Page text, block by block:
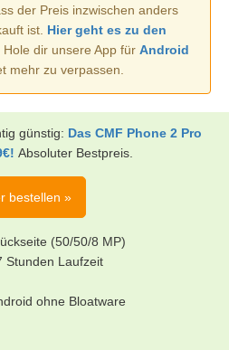
der Preis inzwischen anders
ist. Hier geht es zu den
Hole dir unsere App für Android
mehr zu verpassen.
günstig: Das CMF Phone 2 Pro
Absoluter Bestpreis.
bestellen »
(50/50/8 MP)
Stunden Laufzeit
ohne Bloatware